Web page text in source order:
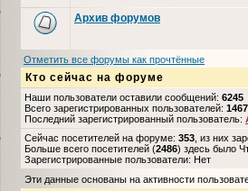
Архив форумов
Отметить все форумы как прочтённые
Кто сейчас на форуме
Наши пользователи оставили сообщений: 6245
Всего зарегистрированных пользователей:
Последний зарегистрированный пользователь:
Сейчас посетителей на форуме: 353 , из них
Больше всего посетителей (2486) здесь было
Зарегистрированные пользователи: Нет
Эти данные основаны на активности